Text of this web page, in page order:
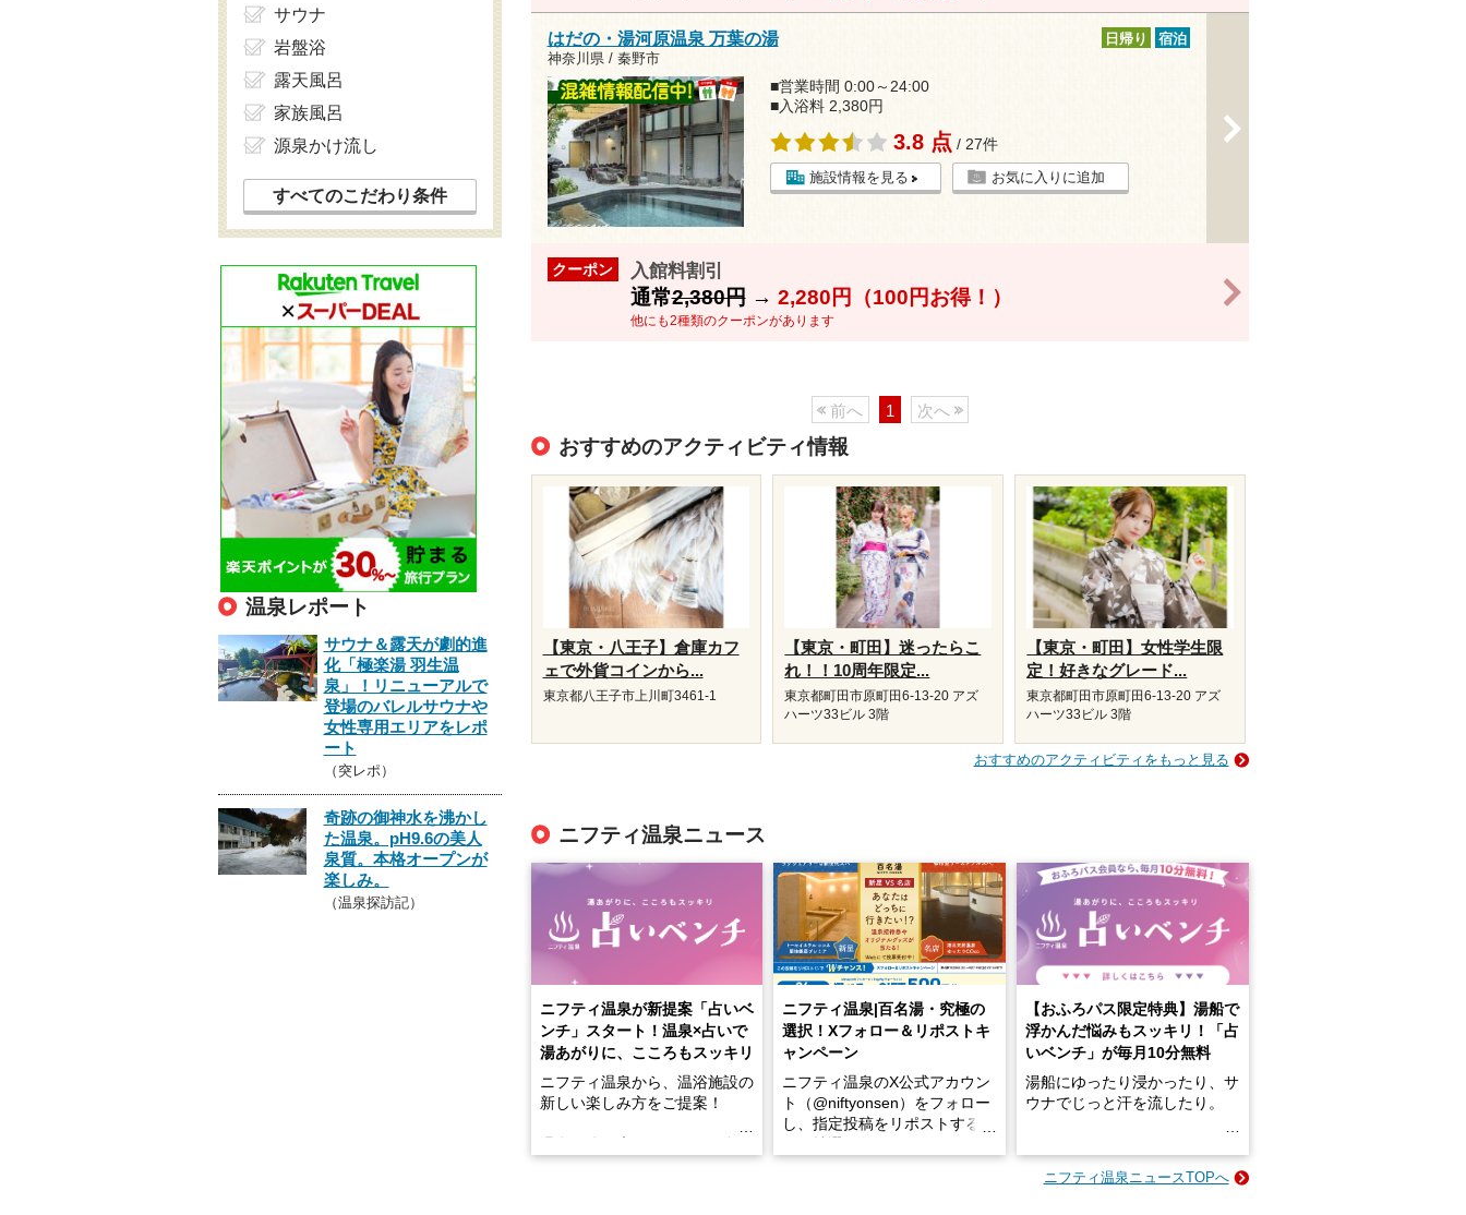
はだの・湯河原温泉 万葉の湯
神奈川県 / 秦野市
日帰り 宿泊
■営業時間 0:00～24:00
■入浴料 2,380円
3.8 点 / 27件
施設情報を見る お気に入りに追加
クーポン 入館料割引
通常2,380円→ 2,280円（100円お得！）
他にも2種類のクーポンがあります
前へ 1 次へ
おすすめのアクティビティ情報
【東京・八王子】倉庫カフ
ェで外貨コインから...
東京都八王子市上川町3461-1
【東京・町田】迷ったらこ
れ！！10周年限定...
東京都町田市原町田6-13-20 アズ
ハーツ33ビル 3階
【東京・町田】女性学生限
定！好きなグレード...
東京都町田市原町田6-13-20 アズ
ハーツ33ビル 3階
おすすめのアクティビティをもっと見る
ニフティ温泉ニュース
ニフティ温泉が新提案「占いベ
ンチ」スタート！温泉×占いで
湯あがりに、こころもスッキリ
ニフティ温泉から、温浴施設の
新しい楽しみ方をご提案！
ニフティ温泉|百名湯・究極の
選択！Xフォロー＆リポストキ
ャンペーン
ニフティ温泉のX公式アカウン
ト（@niftyonsen）をフォロー
し、指定投稿をリポストする
【おふろパス限定特典】湯船で
浮かんだ悩みもスッキリ！「占
いベンチ」が毎月10分無料
湯船にゆったり浸かったり、サ
ウナでじっと汗を流したり。
そんな「一人でぼんやり過ごす
ニフティ温泉ニュースTOPへ
サウナ
岩盤浴
露天風呂
家族風呂
源泉かけ流し
すべてのこだわり条件
温泉レポート
サウナ＆露天が劇的進
化「極楽湯 羽生温
泉」！リニューアルで
登場のバレルサウナや
女性専用エリアをレポ
ート
（突レポ）
奇跡の御神水を沸かし
た温泉。pH9.6の美人
泉質。本格オープンが
楽しみ。
（温泉探訪記）